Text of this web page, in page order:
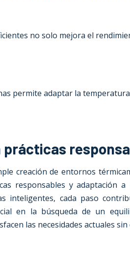
no solo mejora el
permite adaptar la
creación de entornos
responsables y adaptación
inteligentes, cada paso
en la búsqueda de un
las necesidades actuales